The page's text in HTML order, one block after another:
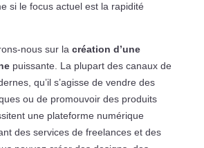
si le focus actuel est la rapidité
nous sur la création d’une
puissante. La plupart des canaux de
qu’il s’agisse de vendre des
ou de promouvoir des produits
une plateforme numérique
des services de freelances et des